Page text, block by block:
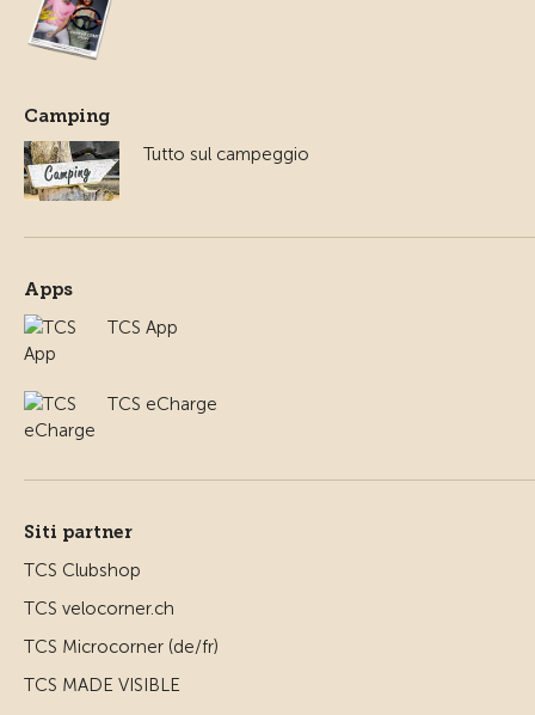
Camping
Tutto sul campeggio
Apps
TCS App
TCS eCharge
Siti partner
TCS Clubshop
TCS velocorner.ch
TCS Microcorner (de/fr)
TCS MADE VISIBLE